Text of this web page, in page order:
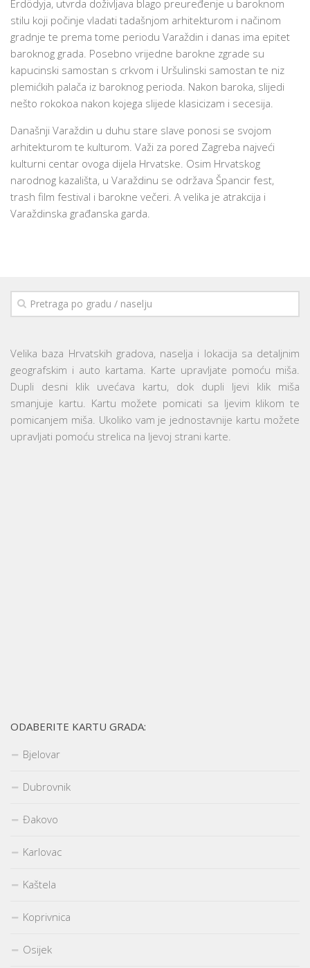
Erdödyja, utvrda doživljava blago preuređenje u baroknom
stilu koji počinje vladati tadašnjom arhitekturom i načinom
gradnje te prema tome periodu Varaždin i danas ima epitet
baroknog grada. Posebno vrijedne barokne zgrade su
kapucinski samostan s crkvom i Uršulinski samostan te niz
plemićkih palača iz baroknog perioda. Nakon baroka, slijedi
nešto rokokoa nakon kojega slijede klasicizam i secesija.
Današnji Varaždin u duhu stare slave ponosi se svojom
arhitekturom te kulturom. Važi za pored Zagreba najveći
kulturni centar ovoga dijela Hrvatske. Osim Hrvatskog
narodnog kazališta, u Varaždinu se održava Špancir fest,
trash film festival i barokne večeri. A velika je atrakcija i
Varaždinska građanska garda.
Velika baza Hrvatskih gradova, naselja i lokacija sa detaljnim
geografskim i auto kartama. Karte upravljate pomoću miša.
Dupli desni klik uvećava kartu, dok dupli ljevi klik miša
smanjuje kartu. Kartu možete pomicati sa ljevim klikom te
pomicanjem miša. Ukoliko vam je jednostavnije kartu možete
upravljati pomoću strelica na ljevoj strani karte.
ODABERITE KARTU GRADA:
Bjelovar
Dubrovnik
Đakovo
Karlovac
Kaštela
Koprivnica
Osijek